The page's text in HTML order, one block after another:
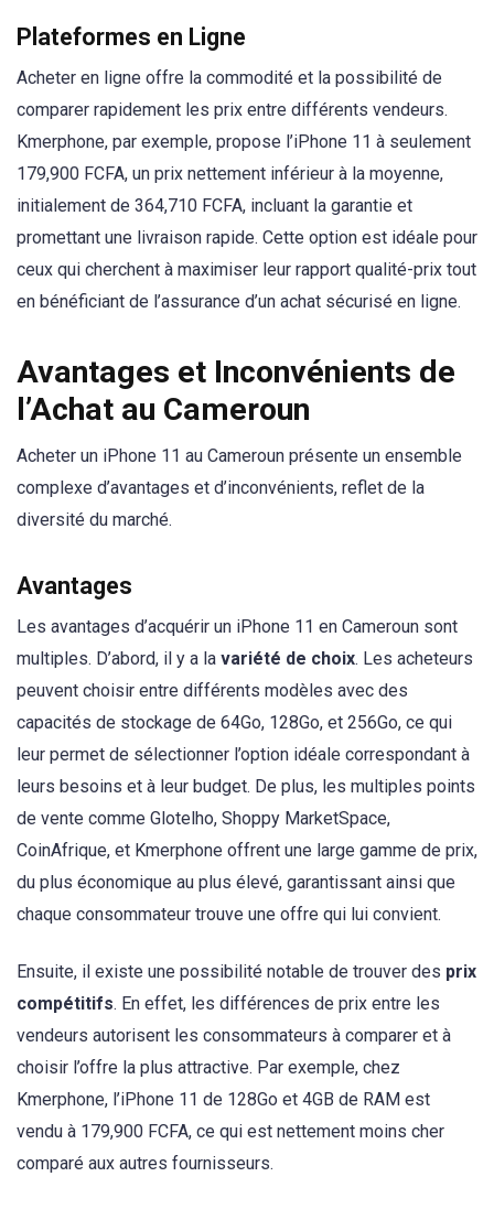
Plateformes en Ligne
Acheter en ligne offre la commodité et la possibilité de
comparer rapidement les prix entre différents vendeurs.
Kmerphone, par exemple, propose l’iPhone 11 à seulement
179,900 FCFA, un prix nettement inférieur à la moyenne,
initialement de 364,710 FCFA, incluant la garantie et
promettant une livraison rapide. Cette option est idéale pour
ceux qui cherchent à maximiser leur rapport qualité-prix tout
en bénéficiant de l’assurance d’un achat sécurisé en ligne.
Avantages et Inconvénients de
l’Achat au Cameroun
Acheter un iPhone 11 au Cameroun présente un ensemble
complexe d’avantages et d’inconvénients, reflet de la
diversité du marché.
Avantages
Les avantages d’acquérir un iPhone 11 en Cameroun sont
multiples. D’abord, il y a la variété de choix. Les acheteurs
peuvent choisir entre différents modèles avec des
capacités de stockage de 64Go, 128Go, et 256Go, ce qui
leur permet de sélectionner l’option idéale correspondant à
leurs besoins et à leur budget. De plus, les multiples points
de vente comme Glotelho, Shoppy MarketSpace,
CoinAfrique, et Kmerphone offrent une large gamme de prix,
du plus économique au plus élevé, garantissant ainsi que
chaque consommateur trouve une offre qui lui convient.
Ensuite, il existe une possibilité notable de trouver des prix
compétitifs. En effet, les différences de prix entre les
vendeurs autorisent les consommateurs à comparer et à
choisir l’offre la plus attractive. Par exemple, chez
Kmerphone, l’iPhone 11 de 128Go et 4GB de RAM est
vendu à 179,900 FCFA, ce qui est nettement moins cher
comparé aux autres fournisseurs.